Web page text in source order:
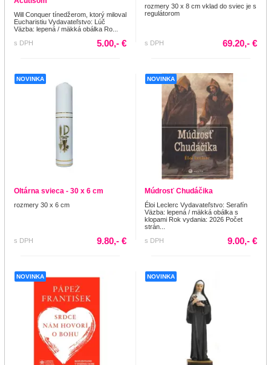
Will Conquer tínedžerom, ktorý miloval
Eucharistiu Vydavateľstvo: Lúč
Väzba: lepená / mäkká obálka Ro...
s DPH
5.00,- €
rozmery 30 x 8 cm vklad do sviec je s
regulátorom
s DPH 69.20,- €
NOVINKA
Oltárna svieca - 30 x 6 cm
rozmery 30 x 6 cm
s DPH 9.80,- €
NOVINKA
Múdrosť Chudáčika
Éloi Leclerc Vydavateľstvo: Serafín
Väzba: lepená / mäkká obálka s
klopami Rok vydania: 2026 Počet
strán...
s DPH
9.00,- €
NOVINKA NOVINKA